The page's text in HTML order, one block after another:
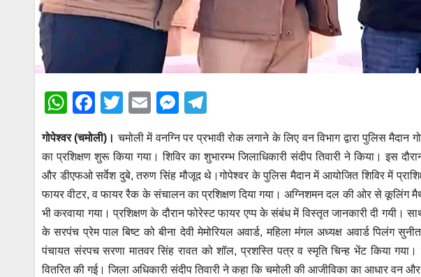
W
at
s
A
p
p
F
a
c
e
b
o
o
k
T
wi
tt
er
E
m
ail
M
ss
e
n
g
er
el
e
gr
a
m
गोपेश्वर (चमोली)। चमोली में वनग्नि पर प्रभावी रोक लगाने के लिए वन विभाग द्वारा पुलिस
का प्रशिक्षण शुरू किया गया। शिविर का शुभारम्भ जिलाधिकारी संदीप तिवारी ने किया। इस
और डीएफओ सर्वेश दुबे, तरुण सिंह मौजूद थे।गोपेश्वर के पुलिस मैदान में आयोजित शिविर में
फायर वीटर, व फायर रैक के संचालन का प्रशिक्षण दिया गया। अग्निशमन दल की ओर से कूलिंग
भी करवाया गया। प्रशिक्षण के दौरान फोरेस्ट फायर एप्प के संबंध में विस्तृत जानकारी दी गयी।
के सरपंच प्रेम पाल बिष्ट को बीना देवी मेमोरियल अवार्ड, महिला मंगल अध्यक्ष अवार्ड पिलंग
पंचायत संरपच सरणा मातवर सिंह रावत को शॉल, प्रशस्ति पत्र व स्मृति चिन्ह भेंट किया
वितरित की गई। जिला अधिकारी संदीप तिवारी ने कहा कि चमोली की आजीविका का आधार वन